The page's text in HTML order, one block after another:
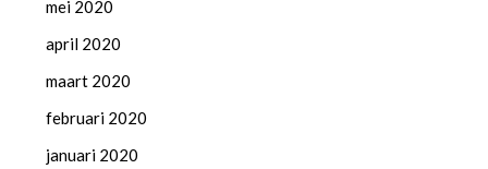
mei 2020
april 2020
maart 2020
februari 2020
januari 2020